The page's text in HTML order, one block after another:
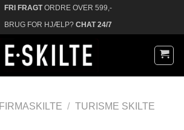
FRI FRAGTORDRE OVER 599,-
BRUG FOR HJÆLP? CHAT 24/7
FIRMASKILTE / TURISME SKILTE